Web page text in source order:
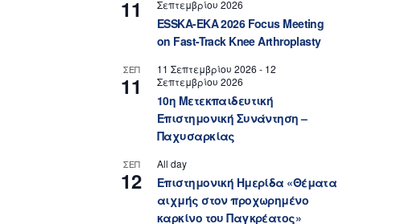
11
Σεπτεμβρίου 2026
ESSKA-EKA 2026 Focus Meeting
on Fast-Track Knee Arthroplasty
ΣΕΠ
11
11 Σεπτεμβρίου 2026 - 12
Σεπτεμβρίου 2026
10η Μετεκπαιδευτική
Επιστημονική Συνάντηση –
Παχυσαρκίας
ΣΕΠ
12
All day
Επιστημονική Ημερίδα «Θέματα
αιχμής στον προχωρημένο
καρκίνο του Παγκρέατος»